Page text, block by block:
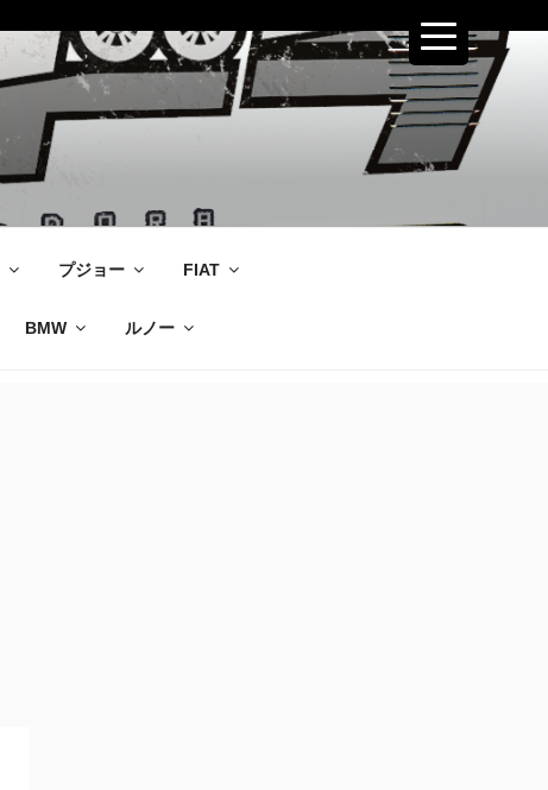
プジョー FIAT
BMW ルノー